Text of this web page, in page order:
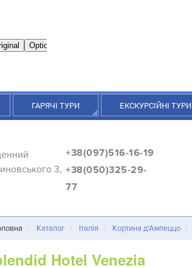
ГАРЯЧІ ТУРИ ЕКСКУРСІЙНІ ТУРИ
3,
+38(097)516-16-19
+38(050)325-29-
77
Каталог Італія Кортина д'Ампеццо
Hotel Venezia